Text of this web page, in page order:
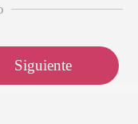
Siguiente